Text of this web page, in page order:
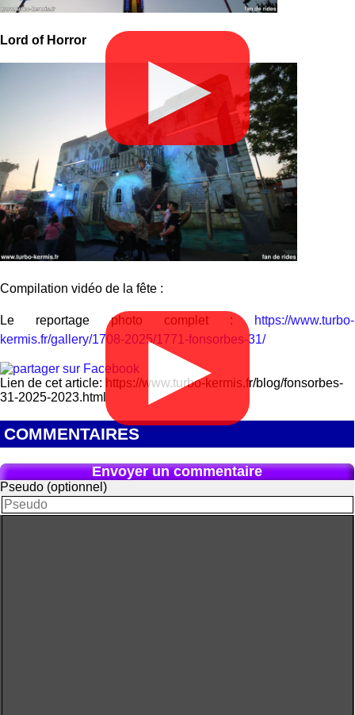
▶
Lord of Horror
Compilation vidéo de la fête :
▶
Le reportage photo complet : https://www.turbo-
kermis.fr/gallery/1708-2025/1771-fonsorbes-31/
Lien de cet article: https://www.turbo-kermis.fr/blog/fonsorbes-
31-2025-2023.html
COMMENTAIRES
Envoyer un commentaire
Pseudo (optionnel)